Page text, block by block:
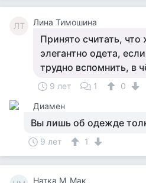
ЛТ Лина Тимошина
Принято считать,
элегантно одета,
трудно вспомнить, в
9 лет 1
0
Диамен
Вы лишь об одежде
9 лет 1
Натка М_Мак